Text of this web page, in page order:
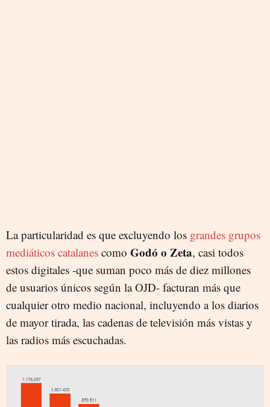
La particularidad es que excluyendo los grandes grupos
mediáticos catalanes como Godó o Zeta, casi todos
estos digitales -que suman poco más de diez millones
de usuarios únicos según la OJD- facturan más que
cualquier otro medio nacional, incluyendo a los diarios
de mayor tirada, las cadenas de televisión más vistas y
las radios más escuchadas.